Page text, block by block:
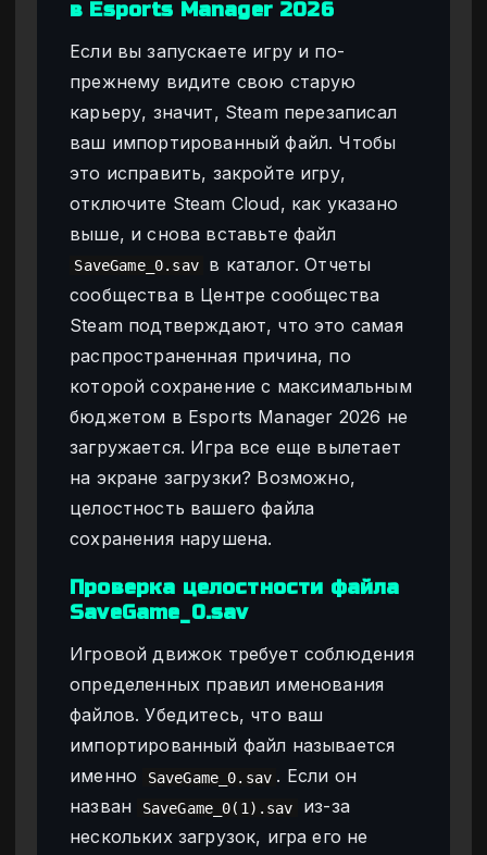
в Esports Manager 2026
Если вы запускаете игру и по-
прежнему видите свою старую
карьеру, значит, Steam перезаписал
ваш импортированный файл. Чтобы
это исправить, закройте игру,
отключите Steam Cloud, как указано
выше, и снова вставьте файл
SaveGame_0.sav
в каталог. Отчеты
сообщества в Центре сообщества
Steam подтверждают, что это самая
распространенная причина, по
которой сохранение с максимальным
бюджетом в Esports Manager 2026 не
загружается. Игра все еще вылетает
на экране загрузки? Возможно,
целостность вашего файла
сохранения нарушена.
Проверка целостности файла
SaveGame_0.sav
Игровой движок требует соблюдения
определенных правил именования
файлов. Убедитесь, что ваш
импортированный файл называется
именно
SaveGame_0.sav . Если он
назван
SaveGame_0(1).sav
из-за
нескольких загрузок, игра его не